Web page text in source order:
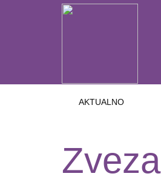
AKTUALNO
Zveza